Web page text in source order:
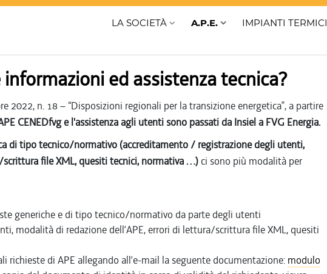
LA SOCIETÀ A.P.E. IMPIANTI TERMICI
ed assistenza tecnica?
2022, n. 18 – “Disposizioni regionali per la transizione energetica”, a partire
CENEDfvg e l'assistenza agli utenti sono passati da Insiel a FVG Energia.
di tipo tecnico/normativo (accreditamento / registrazione degli utenti,
file XML, quesiti tecnici, normativa …)ci sono più modalità per
generiche e di tipo tecnico/normativo da parte degli utenti
modalità di redazione dell’APE, errori di lettura/scrittura file XML, quesiti
richieste di APE allegando all’e-mail la seguente documentazione: modulo